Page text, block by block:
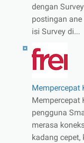
dengan
postingan
isi Survey di...
Mempercepat
Mempercepat
pengguna
merasa
kadang cepet,